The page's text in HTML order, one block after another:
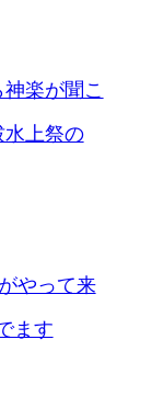
楽が聞こ
水上祭の
やって来
ます